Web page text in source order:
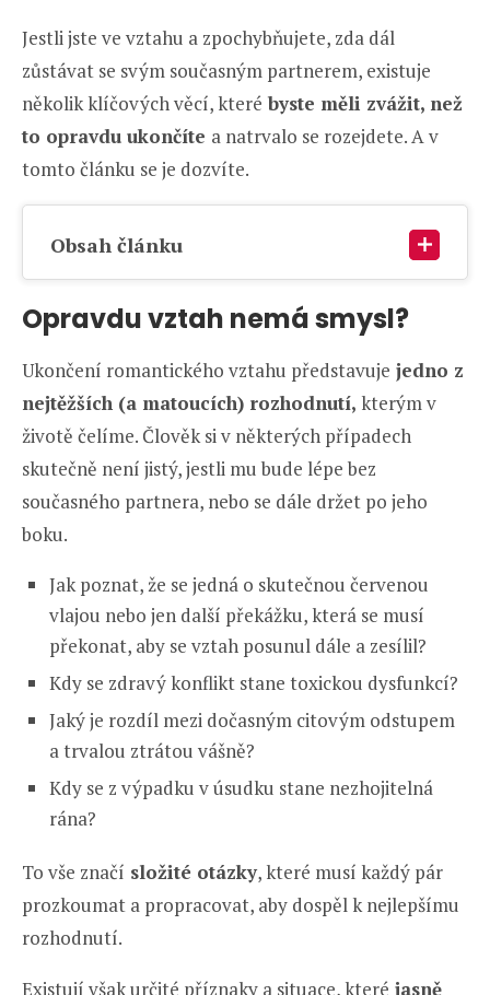
Jestli jste ve vztahu a zpochybňujete, zda dál
zůstávat se svým současným partnerem, existuje
několik klíčových věcí, které byste měli zvážit, než
to opravdu ukončíte a natrvalo se rozejdete. A v
tomto článku se je dozvíte.
Obsah článku
Opravdu vztah nemá smysl?
Ukončení romantického vztahu představuje jedno z
nejtěžších (a matoucích) rozhodnutí, kterým v
životě čelíme. Člověk si v některých případech
skutečně není jistý, jestli mu bude lépe bez
současného partnera, nebo se dále držet po jeho
boku.
Jak poznat, že se jedná o skutečnou červenou
vlajou nebo jen další překážku, která se musí
překonat, aby se vztah posunul dále a zesílil?
Kdy se zdravý konflikt stane toxickou dysfunkcí?
Jaký je rozdíl mezi dočasným citovým odstupem
a trvalou ztrátou vášně?
Kdy se z výpadku v úsudku stane nezhojitelná
rána?
To vše značí složité otázky, které musí každý pár
prozkoumat a propracovat, aby dospěl k nejlepšímu
rozhodnutí.
Existují však určité příznaky a situace, které jasně